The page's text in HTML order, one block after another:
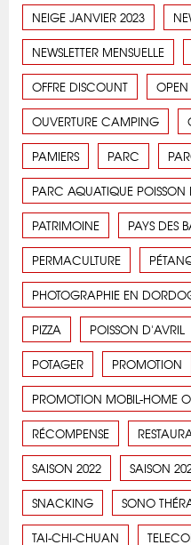
NEIGE JANVIER 2023
NEWSLETTER MENSUELLE
OFFRE DISCOUNT
OUVERTURE CAMPING
PAMIERS PARC
PARC AQUATIQUE POISSON
PATRIMOINE PAYS DES
PERMACULTURE
PHOTOGRAPHIE EN
PIZZA POISSON D'AVRIL
POTAGER PROMOTION
PROMOTION MOBIL-HOME
RÉCOMPENSE
SAISON 2022 SAISON
SNACKING SONO
TAI-CHI-CHUAN